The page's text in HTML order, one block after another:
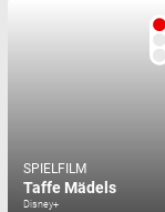
SPIELFILM
Taffe Mädels
Disney+